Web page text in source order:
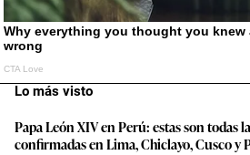
Lo más visto
Papa León XIV en Perú: estas son todas
confirmadas en Lima, Chiclayo, Cusco y